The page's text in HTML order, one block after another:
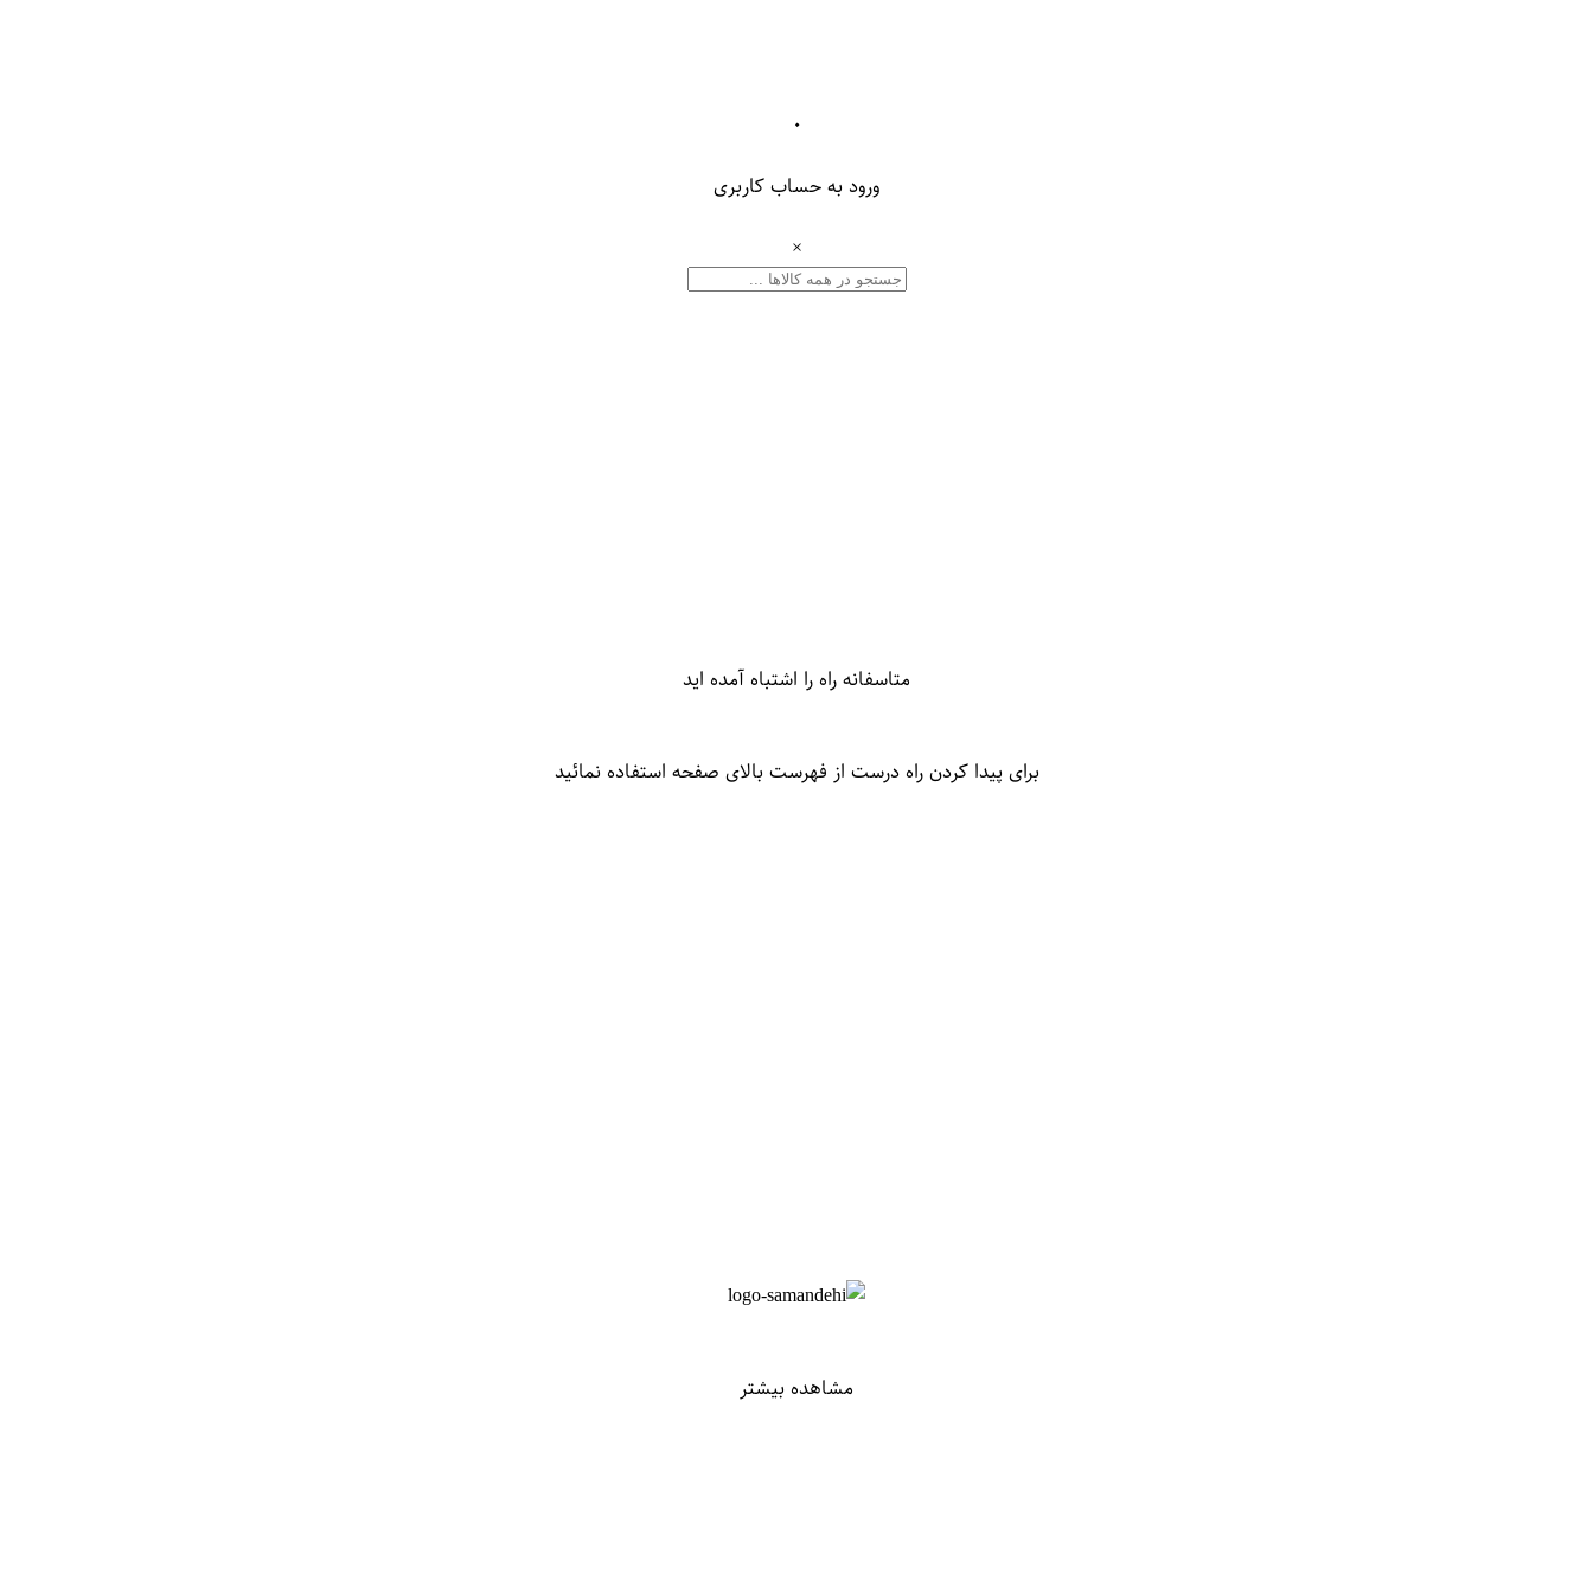
۰
ورود به حساب کاربری
×
متاسفانه راه را اشتباه آمده اید
برای پیدا کردن راه درست از فهرست بالای صفحه استفاده نمائید
مشاهده بیشتر